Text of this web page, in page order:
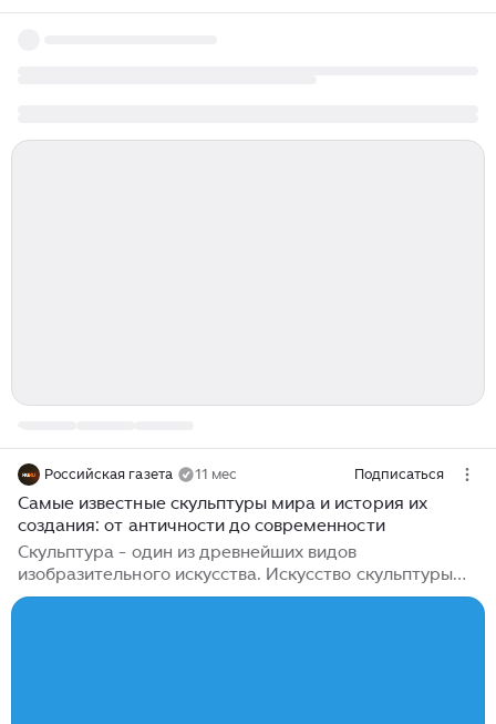
Российская газета 11 мес Подписаться
Самые известные скульптуры мира и история их
создания: от античности до современности
Скульптура - один из древнейших видов
изобразительного искусства. Искусство скульптуры
имеет очень богатую и насыщенную историю. Часто